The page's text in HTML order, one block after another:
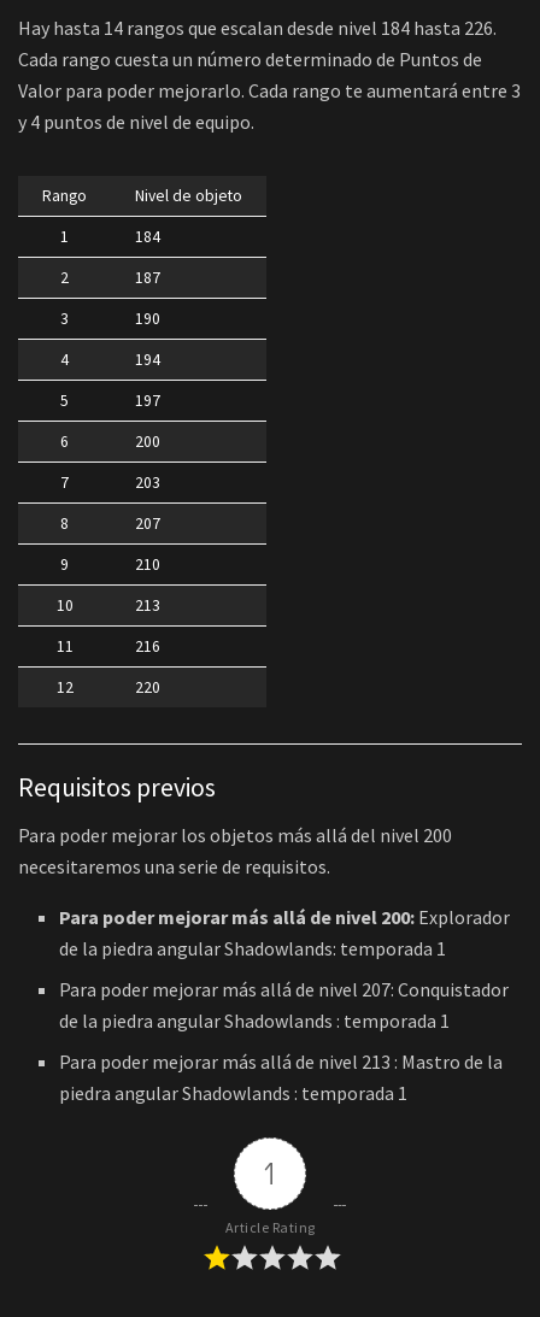
Hay hasta 14 rangos que escalan desde nivel 184 hasta 226.
Cada rango cuesta un número determinado de Puntos de
Valor para poder mejorarlo. Cada rango te aumentará entre 3
y 4 puntos de nivel de equipo.
Rango
Nivel de objeto
1
184
2
187
3
190
4
194
5
197
6
200
7
203
8
207
9
210
10
213
11
216
12
220
Requisitos previos
Para poder mejorar los objetos más allá del nivel 200
necesitaremos una serie de requisitos.
Para poder mejorar más allá de nivel 200: Explorador
de la piedra angular Shadowlands: temporada 1
Para poder mejorar más allá de nivel 207: Conquistador
de la piedra angular Shadowlands : temporada 1
Para poder mejorar más allá de nivel 213 : Mastro de la
piedra angular Shadowlands : temporada 1
1
Article Rating